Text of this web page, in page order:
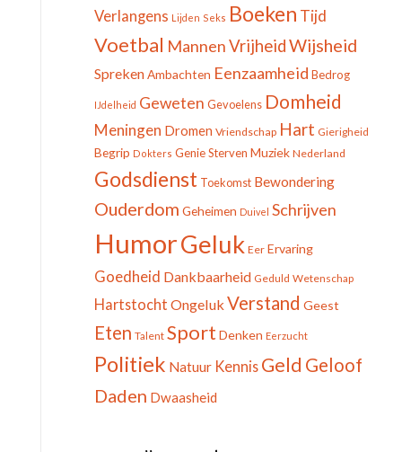
Verlangens Lijden Seks Boeken Tijd
Voetbal MannenVrijheidWijsheid
SprekenAmbachten Eenzaamheid Bedrog
IJdelheid Geweten Gevoelens Domheid
Meningen Dromen Vriendschap Hart Gierigheid
Begrip Dokters GenieSterven Muziek Nederland
Godsdienst Toekomst Bewondering
Ouderdom Geheimen Duivel Schrijven
HumorGeluk Eer Ervaring
Goedheid Dankbaarheid Geduld Wetenschap
Hartstocht OngelukVerstand Geest
Eten Talent Sport Denken Eerzucht
Politiek Natuur Kennis Geld Geloof
Daden Dwaasheid